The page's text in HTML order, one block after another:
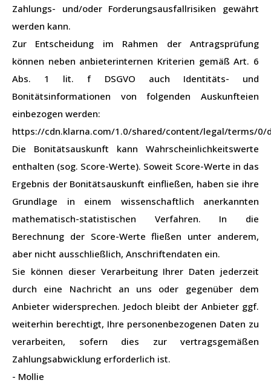
Zahlungs- und/oder Forderungsausfallrisiken gewährt
werden kann.
Zur Entscheidung im Rahmen der Antragsprüfung
können neben anbieterinternen Kriterien gemäß Art. 6
Abs. 1 lit. f DSGVO auch Identitäts- und
Bonitätsinformationen von folgenden Auskunfteien
einbezogen werden:
https://cdn.klarna.com/1.0/shared/content/legal/terms/0/
Die Bonitätsauskunft kann Wahrscheinlichkeitswerte
enthalten (sog. Score-Werte). Soweit Score-Werte in das
Ergebnis der Bonitätsauskunft einfließen, haben sie ihre
Grundlage in einem wissenschaftlich anerkannten
mathematisch-statistischen Verfahren. In die
Berechnung der Score-Werte fließen unter anderem,
aber nicht ausschließlich, Anschriftendaten ein.
Sie können dieser Verarbeitung Ihrer Daten jederzeit
durch eine Nachricht an uns oder gegenüber dem
Anbieter widersprechen. Jedoch bleibt der Anbieter ggf.
weiterhin berechtigt, Ihre personenbezogenen Daten zu
verarbeiten, sofern dies zur vertragsgemäßen
Zahlungsabwicklung erforderlich ist.
- Mollie